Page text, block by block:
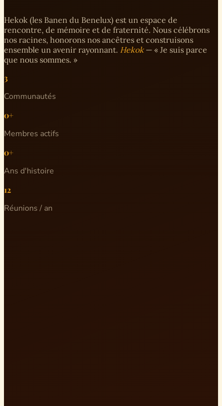
Hekok (les Banen du Benelux) est un espace de
rencontre, de mémoire et de fraternité. Nous célébrons
nos racines, honorons nos ancêtres et construisons
ensemble un avenir rayonnant. Hekok— « Je suis parce
que nous sommes. »
3
Communautés
0+
Membres actifs
0+
Ans d'histoire
12
Réunions / an